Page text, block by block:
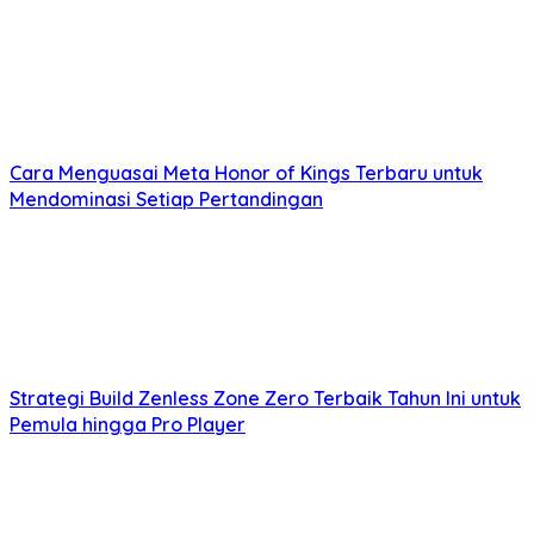
efek sinergi antar item dan sesuaikan dengan hero
dan situasi pertandingan.
paling kuatbeserta penjelasannya:
Cara Menguasai Meta Honor of Kings Terbaru untuk
Mendominasi Setiap Pertandingan
Strategi Build Zenless Zone Zero Terbaik Tahun Ini untuk
Pemula hingga Pro Player